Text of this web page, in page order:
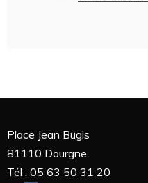
Place Jean Bugis
81110 Dourgne
Tél : 05 63 50 31 20